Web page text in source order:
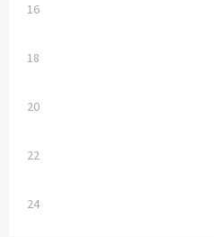
16
18
20
22
24